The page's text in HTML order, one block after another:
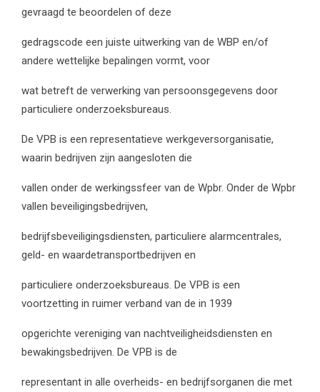
gevraagd te beoordelen of deze
gedragscode een juiste uitwerking van de WBP en/of
andere wettelijke bepalingen vormt, voor
wat betreft de verwerking van persoonsgegevens door
particuliere onderzoeksbureaus.
De VPB is een representatieve werkgeversorganisatie,
waarin bedrijven zijn aangesloten die
vallen onder de werkingssfeer van de Wpbr. Onder de Wpbr
vallen beveiligingsbedrijven,
bedrijfsbeveiligingsdiensten, particuliere alarmcentrales,
geld- en waardetransportbedrijven en
particuliere onderzoeksbureaus. De VPB is een
voortzetting in ruimer verband van de in 1939
opgerichte vereniging van nachtveiligheidsdiensten en
bewakingsbedrijven. De VPB is de
representant in alle overheids- en bedrijfsorganen die met